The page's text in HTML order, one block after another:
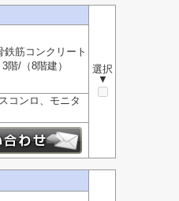
選択
▼
鉄筋コンクリート
3階/（8階建）
コンロ、モニタ